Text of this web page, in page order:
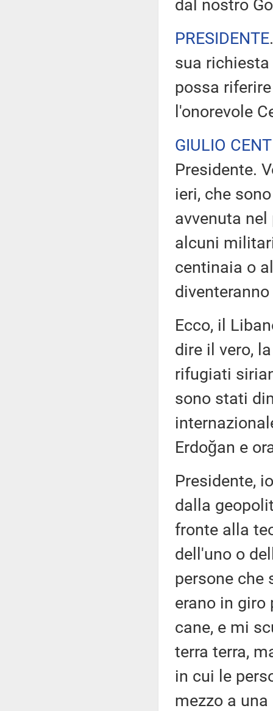
dal nostro
PRESIDENTE
sua
possa
l'onorevole
GIULIO
Presidente.
ieri, che
avvenuta
alcuni
centinaia o
Ecco, il
dire il vero,
rifugiati
sono stati
Erdoğan e
Presidente,
dalla
fronte alla
dell'uno o
persone che
erano in
cane, e mi
terra terra,
in cui le
mezzo a